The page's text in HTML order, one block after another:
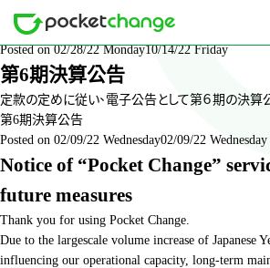
月份: 2022 年 2 月
Posted on 02/28/22 Monday10/14/22 Friday
第6期決算公告
定款の定めに従い、電子公告として第６期の決算
第6期決算公告
Posted on 02/09/22 Wednesday02/09/22 Wednesday
Notice of “Pocket Change”
future measures
Thank you for using Pocket Change.
Due to the largescale volume increase of Japanese
influencing our operational capacity, long-term